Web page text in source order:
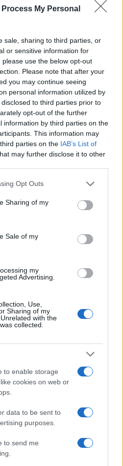
Process My Personal
sale, sharing to third parties, or
or sensitive information for
use the below opt-out
Please note that after your
you may continue seeing
personal information utilized by
to third parties prior to
opt-out of the further
information by third parties on the
This information may
parties on the IAB’s List of
may further disclose it to other
app uses one or more Google
behaviour. You may click to
and its third-party tags to
purposes in below Google
Opt Outs
Sharing of my
Sale of my
my
Advertising.
Use,
Sharing of my
with the
collected.
to enable storage
cookies on web or
data to be sent to
purposes.
to send me